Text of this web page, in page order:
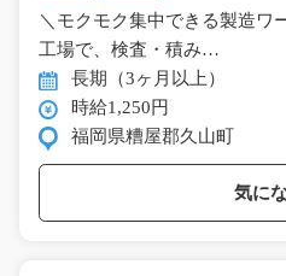
＼モクモク集中できる製造ワ
工場で、検査・積み…
長期（3ヶ月以上）
時給1,250円
福岡県糟屋郡久山町
気に